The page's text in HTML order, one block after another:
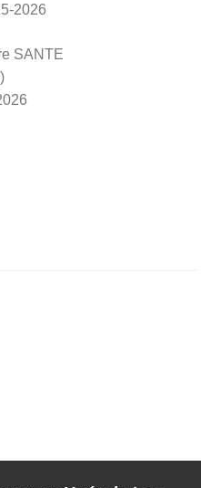
2026
SANTE